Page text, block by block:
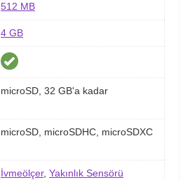
512 MB
4 GB
microSD, 32 GB'a kadar
microSD, microSDHC, microSDXC
İvmeölçer, Yakınlık Sensörü